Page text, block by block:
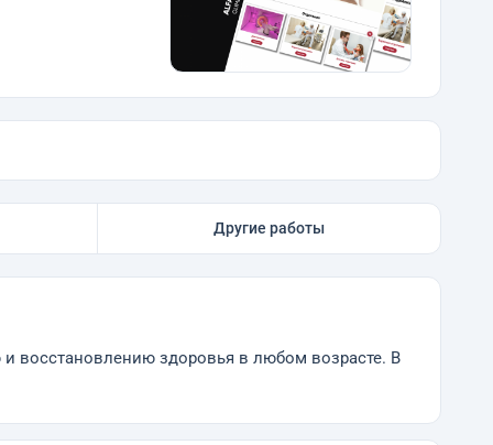
Другие работы
восстановлению здоровья в любом возрасте. В